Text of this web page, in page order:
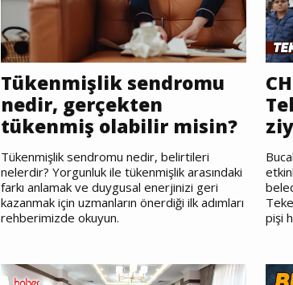
Tükenmişlik sendromu
nedir, gerçekten
tükenmiş olabilir misin?
Tükenmişlik sendromu nedir, belirtileri
nelerdir? Yorgunluk ile tükenmişlik arasındaki
farkı anlamak ve duygusal enerjinizi geri
kazanmak için uzmanların önerdiği ilk adımları
rehberimizde okuyun.
pişi